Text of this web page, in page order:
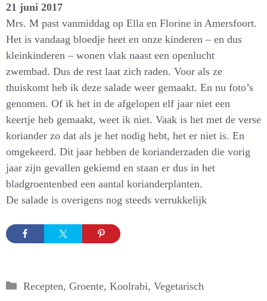
21 juni 2017
Mrs. M past vanmiddag op Ella en Florine in Amersfoort.
Het is vandaag bloedje heet en onze kinderen – en dus
kleinkinderen – wonen vlak naast een openlucht
zwembad. Dus de rest laat zich raden. Voor als ze
thuiskomt heb ik deze salade weer gemaakt. En nu foto’s
genomen. Of ik het in de afgelopen elf jaar niet een
keertje heb gemaakt, weet ik niet. Vaak is het met de verse
koriander zo dat als je het nodig hebt, het er niet is. En
omgekeerd. Dit jaar hebben de korianderzaden die vorig
jaar zijn gevallen gekiemd en staan er dus in het
bladgroentenbed een aantal korianderplanten.
De salade is overigens nog steeds verrukkelijk
Categorieën
Recepten, Groente, Koolrabi, Vegetarisch